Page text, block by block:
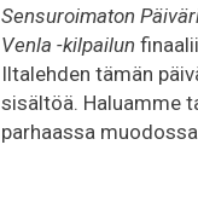
Sensuroimaton
Venla -kilpailun
Iltalehden tämän
sisältöä. Haluamme
parhaassa